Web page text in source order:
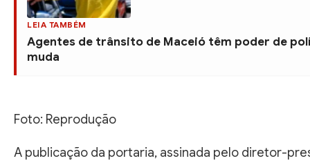
LEIA TAMBÉM
Agentes de trânsito de Maceió têm poder de
muda
Foto: Reprodução
A publicação da portaria, assinada pelo diretor-